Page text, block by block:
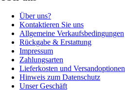
Über uns?
Kontaktieren Sie uns
Allgemeine Verkaufsbedingungen
Rückgabe & Erstattung
Impressum
Zahlungsarten
Lieferkosten und Versandoptionen
Hinweis zum Datenschutz
Unser Geschäft